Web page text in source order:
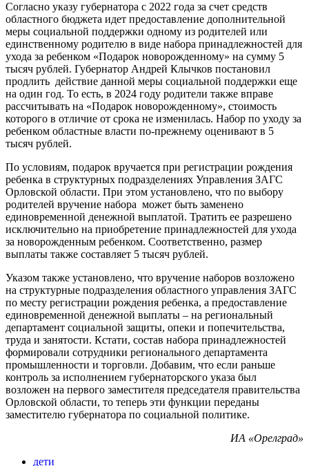
Согласно указу губернатора с 2022 года за счет средств
областного бюджета идет предоставление дополнительной
меры социальной поддержки одному из родителей или
единственному родителю в виде набора принадлежностей для
ухода за ребенком «Подарок новорожденному» на сумму 5
тысяч рублей. Губернатор Андрей Клычков постановил
продлить действие данной меры социальной поддержки еще
на один год. То есть, в 2024 году родители также вправе
рассчитывать на «Подарок новорожденному», стоимость
которого в отличие от срока не изменилась. Набор по уходу за
ребенком областные власти по-прежнему оценивают в 5
тысяч рублей.
По условиям, подарок вручается при регистрации рождения
ребенка в структурных подразделениях Управления ЗАГС
Орловской области. При этом установлено, что по выбору
родителей вручение набора может быть заменено
единовременной денежной выплатой. Тратить ее разрешено
исключительно на приобретение принадлежностей для ухода
за новорожденным ребенком. Соответственно, размер
выплаты также составляет 5 тысяч рублей.
Указом также установлено, что вручение наборов возложено
на структурные подразделения областного управления ЗАГС
по месту регистрации рождения ребенка, а предоставление
единовременной денежной выплаты – на региональный
департамент социальной защиты, опеки и попечительства,
труда и занятости. Кстати, состав набора принадлежностей
формировали сотрудники регионального департамента
промышленности и торговли. Добавим, что если раньше
контроль за исполнением губернаторского указа был
возложен на первого заместителя председателя правительства
Орловской области, то теперь эти функции переданы
заместителю губернатора по социальной политике.
ИА «Орелград»
дети